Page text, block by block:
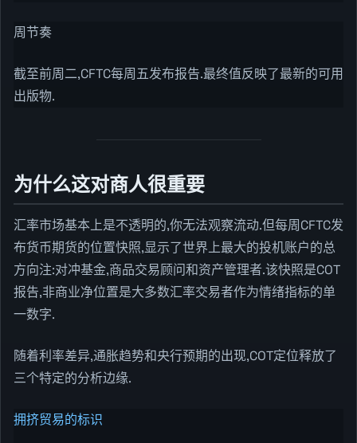
周节奏
截至前周二,CFTC每周五发布报告.最终值反映了最新的可用
出版物.
为什么这对商人很重要
汇率市场基本上是不透明的,你无法观察流动.但每周CFTC发
布货币期货的位置快照,显示了世界上最大的投机账户的总
方向注:对冲基金,商品交易顾问和资产管理者.该快照是COT
报告,非商业净位置是大多数汇率交易者作为情绪指标的单
一数字.
随着利率差异,通胀趋势和央行预期的出现,COT定位释放了
三个特定的分析边缘.
拥挤贸易的标识